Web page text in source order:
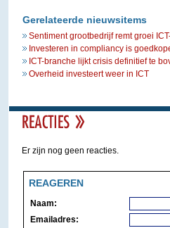
Gerelateerde nieuwsitems
Sentiment grootbedrijf remt groei
Investeren in compliancy is
ICT-branche lijkt crisis definitief te
Overheid investeert weer in ICT
Er zijn nog geen reacties.
REAGEREN
Naam:
Emailadres: